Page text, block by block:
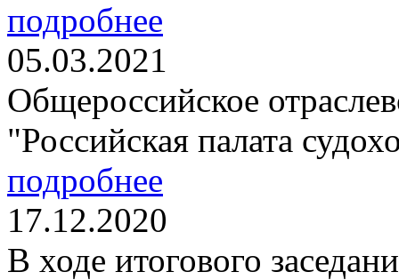
подробнее
05.03.2021
Общероссийское
"Российская палата
подробнее
17.12.2020
В ходе итогового